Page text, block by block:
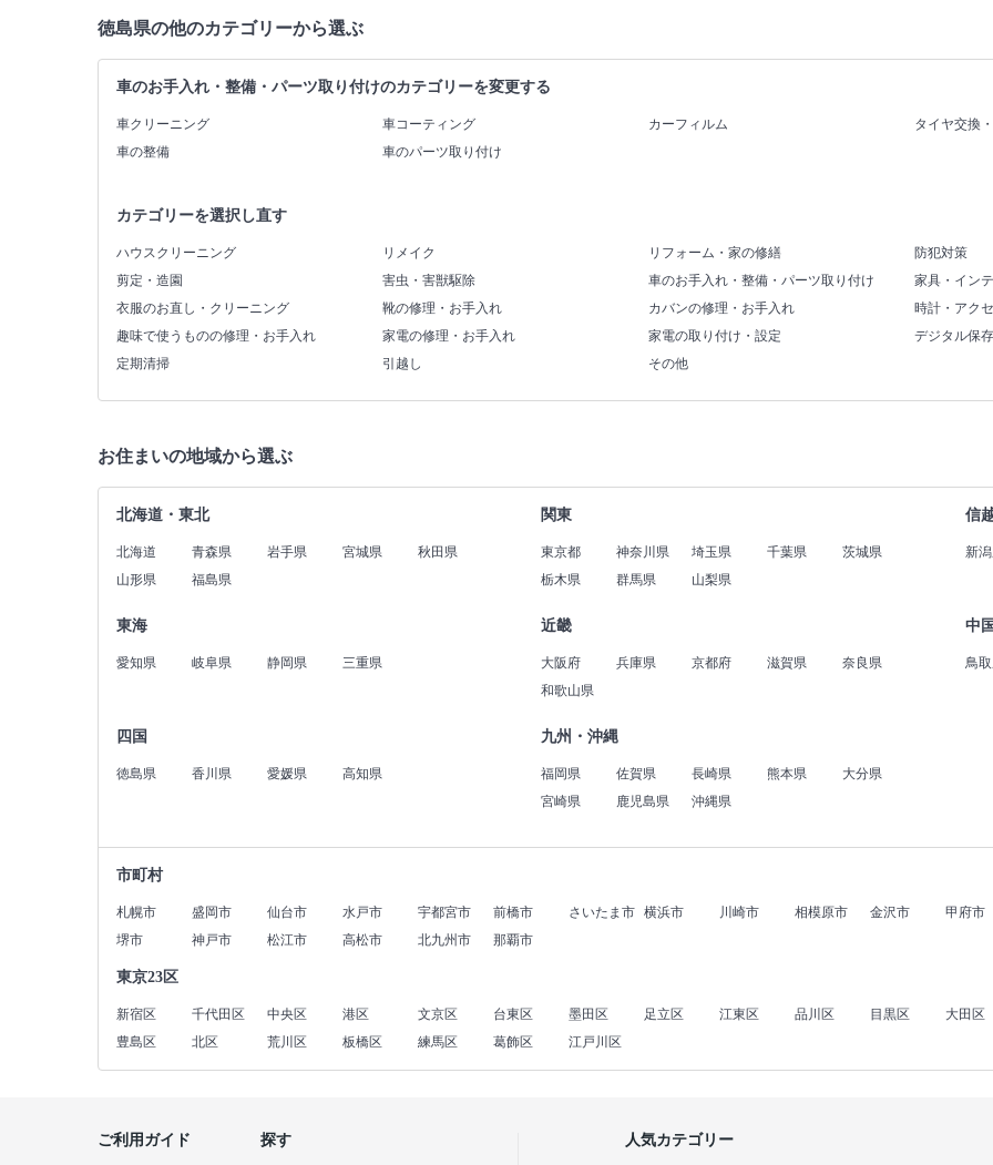
徳島県の他のカテゴリーから選ぶ
車のお手入れ・整備・パーツ取り付けのカテゴリーを変更する
車クリーニング 車コーティング カーフィルム
タイヤ交換
車の整備
車のパーツ取り付け
カテゴリーを選択し直す
ハウスクリーニング リメイク リフォーム・家の修繕
防犯対策
剪定・造園
害虫・害獣駆除 車のお手入れ・整備・パーツ取り付け
家具・イン
衣服のお直し・クリーニング
靴の修理・お手入れ カバンの修理・お手入れ
時計・アク
趣味で使うものの修理・お手入れ
家電の修理・お手入れ 家電の取り付け・設定
デジタル保存
定期清掃
引越し その他
お住まいの地域から選ぶ
北海道・東北
北海道 青森県 岩手県 宮城県
秋田県
山形県
福島県
関東
東京都 神奈川県 埼玉県 千葉県
茨城県
栃木県
群馬県 山梨県
信
新
東海
愛知県 岐阜県 静岡県 三重県
近畿
大阪府 兵庫県 京都府 滋賀県
奈良県
和歌山県
中
鳥
四国
徳島県 香川県 愛媛県 高知県
九州・沖縄
福岡県 佐賀県 長崎県 熊本県
大分県
宮崎県
鹿児島県 沖縄県
市町村
札幌市 盛岡市 仙台市 水戸市 宇都宮市 前橋市 さいたま市 横浜市 川崎市 相模原市 金沢市
甲府市
堺市
神戸市 松江市 高松市 北九州市 那覇市
東京23区
新宿区 千代田区 中央区 港区 文京区 台東区 墨田区 足立区 江東区 品川区 目黒区
大田区
豊島区
北区 荒川区 板橋区 練馬区 葛飾区 江戸川区
探す
ご利用ガイド 人気カテゴリー